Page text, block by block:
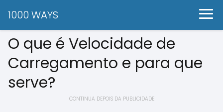
1000 WAYS
O que é Velocidade de
Carregamento e para que
serve?
CONTINUA DEPOIS DA PUBLICIDADE